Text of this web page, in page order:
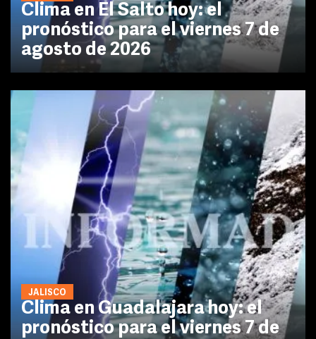
Clima en El Salto hoy: el
pronóstico para el viernes 7 de
agosto de 2026
JALISCO
Clima en Guadalajara hoy: el
pronóstico para el viernes 7 de